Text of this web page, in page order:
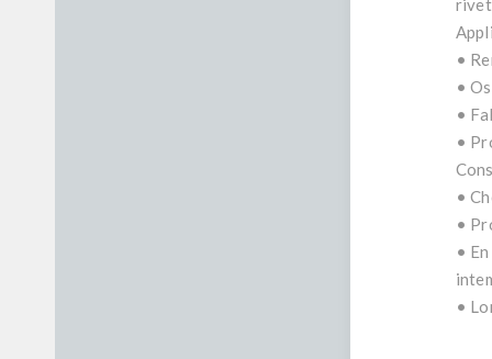
•
•
•
•
•
•
•
•